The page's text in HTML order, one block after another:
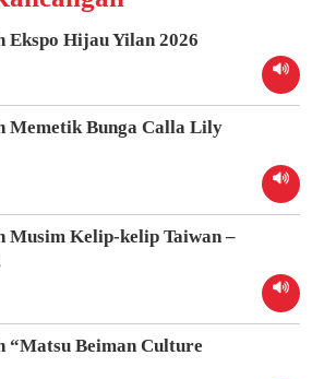
Hijau Yilan 2026
Bunga Calla Lily
Kelip-kelip Taiwan –
Beiman Culture